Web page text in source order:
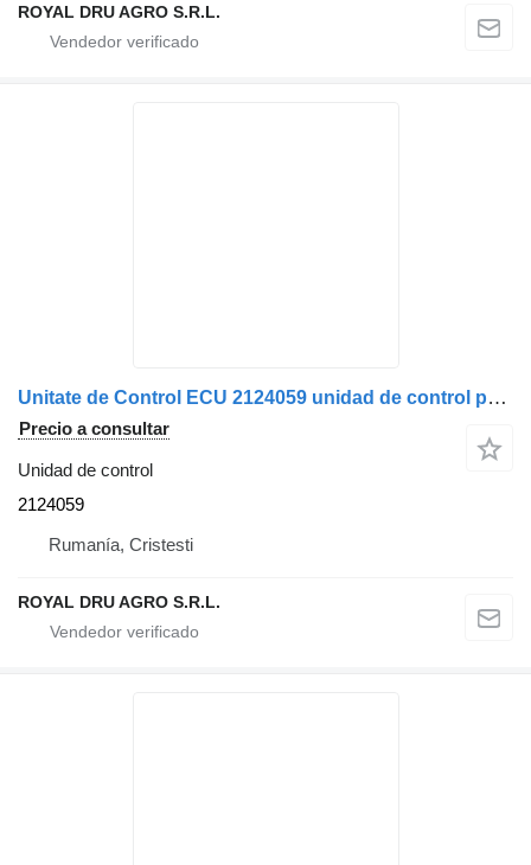
ROYAL DRU AGRO S.R.L.
Unitate de Control ECU 2124059 unidad de control para Scania ZR32-A camión
Precio a consultar
Unidad de control
2124059
Rumanía, Cristesti
ROYAL DRU AGRO S.R.L.